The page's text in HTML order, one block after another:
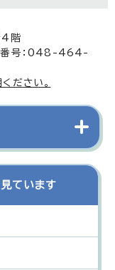
階
号：048-464-
ださい。
ています